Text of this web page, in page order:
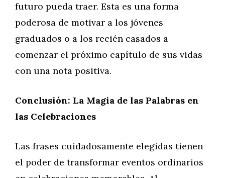
futuro pueda traer. Esta es una forma
poderosa de motivar a los jóvenes
graduados o a los recién casados a
comenzar el próximo capítulo de sus vidas
con una nota positiva.
Conclusión: La Magia de las Palabras en
las Celebraciones
Las frases cuidadosamente elegidas tienen
el poder de transformar eventos ordinarios